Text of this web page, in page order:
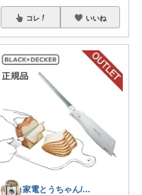
コレ いいね
家電とうちゃん/2児のパパ✨️購入感謝！